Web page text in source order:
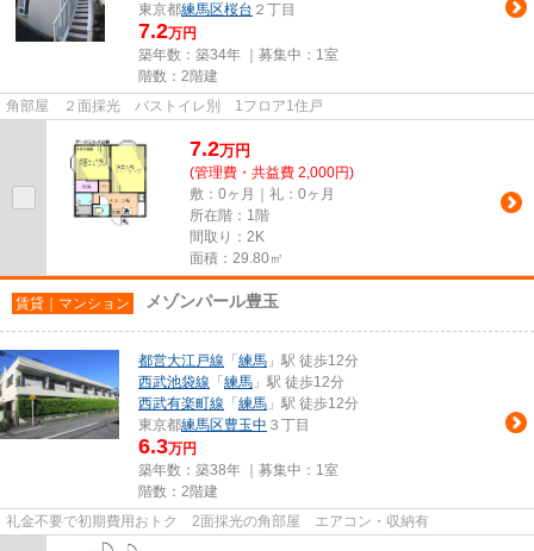
東京都練馬区桜台 ２丁目
7.2万円
築年数：築34年 ｜募集中： 1室
階数：2階建
角部屋 ２面採光 バストイレ別 1フロア1住戸
7.2万円
(管理費・共益費 2,000円)
敷：0ヶ月｜礼：0ヶ月
所在階：1階
間取り：2K
面積：29.80㎡
賃貸｜マンション メゾンパール豊玉
都営大江戸線 「 練馬 」駅 徒歩12分
西武池袋線 「 練馬 」駅 徒歩12分
西武有楽町線 「 練馬 」駅 徒歩12分
東京都練馬区豊玉中 ３丁目
6.3万円
築年数：築38年 ｜募集中： 1室
階数：2階建
礼金不要で初期費用おトク 2面採光の角部屋 エアコン・収納有